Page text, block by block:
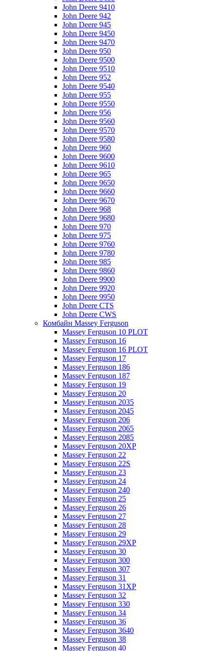
John Deere 9410
John Deere 942
John Deere 945
John Deere 9450
John Deere 9470
John Deere 950
John Deere 9500
John Deere 9510
John Deere 952
John Deere 9540
John Deere 955
John Deere 9550
John Deere 956
John Deere 9560
John Deere 9570
John Deere 9580
John Deere 960
John Deere 9600
John Deere 9610
John Deere 965
John Deere 9650
John Deere 9660
John Deere 9670
John Deere 968
John Deere 9680
John Deere 970
John Deere 975
John Deere 9760
John Deere 9780
John Deere 985
John Deere 9860
John Deere 9900
John Deere 9920
John Deere 9950
John Deere CTS
John Deere CWS
Комбайн Massey Ferguson
Massey Ferguson 10 PLOT
Massey Ferguson 16
Massey Ferguson 16 PLOT
Massey Ferguson 17
Massey Ferguson 186
Massey Ferguson 187
Massey Ferguson 19
Massey Ferguson 20
Massey Ferguson 2035
Massey Ferguson 2045
Massey Ferguson 206
Massey Ferguson 2065
Massey Ferguson 2085
Massey Ferguson 20XP
Massey Ferguson 22
Massey Ferguson 22S
Massey Ferguson 23
Massey Ferguson 24
Massey Ferguson 240
Massey Ferguson 25
Massey Ferguson 26
Massey Ferguson 27
Massey Ferguson 28
Massey Ferguson 29
Massey Ferguson 29XP
Massey Ferguson 30
Massey Ferguson 300
Massey Ferguson 307
Massey Ferguson 31
Massey Ferguson 31XP
Massey Ferguson 32
Massey Ferguson 330
Massey Ferguson 34
Massey Ferguson 36
Massey Ferguson 3640
Massey Ferguson 38
Massey Ferguson 40